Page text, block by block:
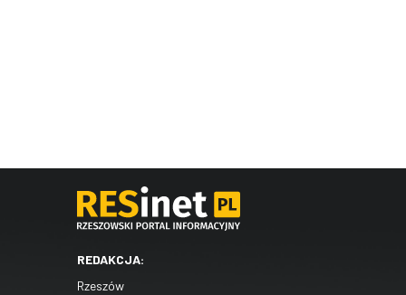
REDAKCJA:
Rzeszów